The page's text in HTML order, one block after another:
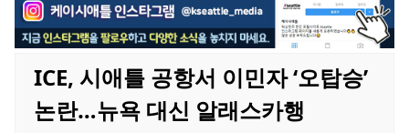
ICE, 시애틀 공항서 이민자 ‘오탑승’
논란…뉴욕 대신 알래스카행